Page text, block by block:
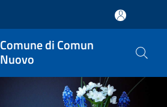
Comune di Comun
Nuovo